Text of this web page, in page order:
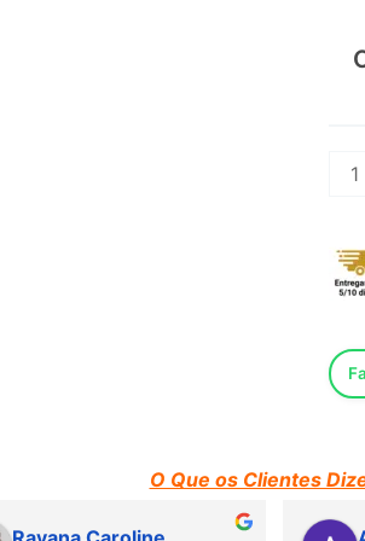
O Que os Clientes